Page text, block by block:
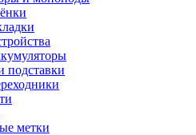
подставки
метки